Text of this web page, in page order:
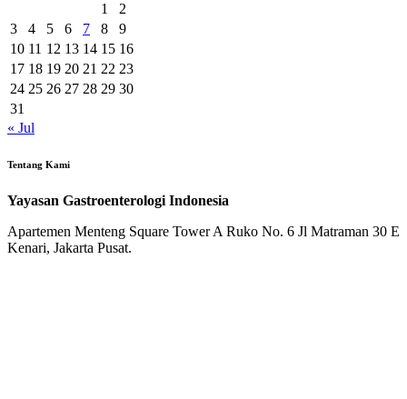
1
2
3
4 5 6 7 8
9
10 11 12 13 14 15 16
17 18 19 20 21 22 23
24 25 26 27 28 29 30
31
« Jul
Tentang Kami
Yayasan Gastroenterologi Indonesia
Apartemen Menteng Square Tower A Ruko No. 6 Jl Matraman 30 E
Kenari, Jakarta Pusat.